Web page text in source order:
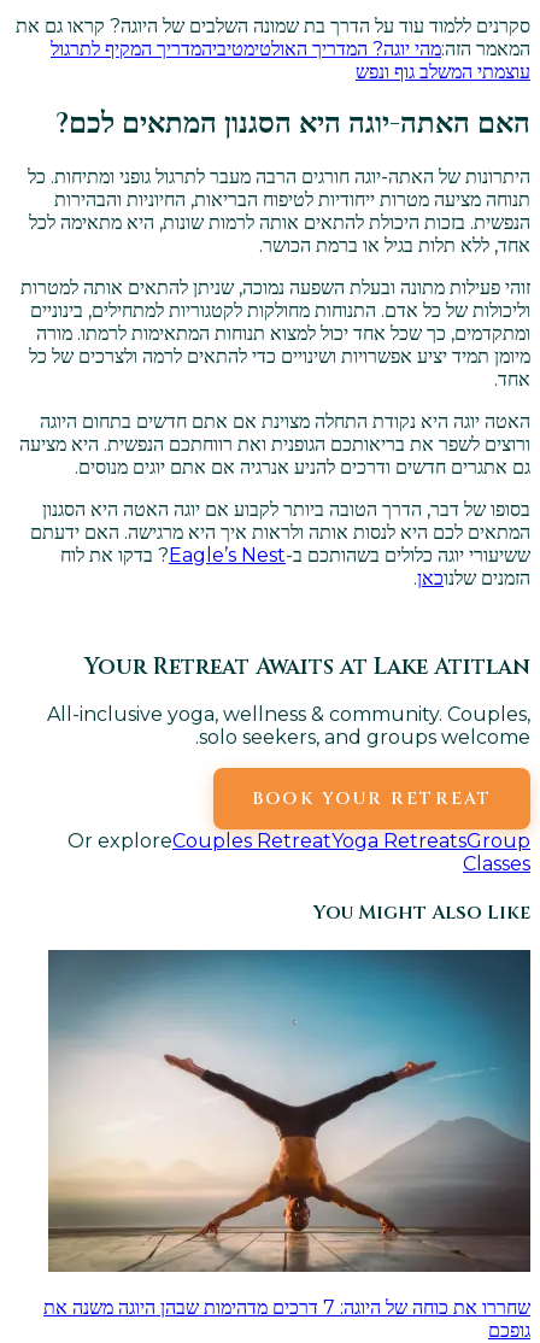
סקרנים ללמוד עוד על הדרך בת שמונה השלבים של היוגה? קראו גם את
המאמר הזה:מהי יוגה? המדריך האולטימטיביהמדריך המקיף לתרגול
עוצמתי המשלב גוף ונפש
האם האתה-יוגה היא הסגנון המתאים לכם?
היתרונות של האתה-יוגה חורגים הרבה מעבר לתרגול גופני ומתיחות. כל
תנוחה מציעה מטרות ייחודיות לטיפוח הבריאות, החיוניות והבהירות
הנפשית. בזכות היכולת להתאים אותה לרמות שונות, היא מתאימה לכל
אחד, ללא תלות בגיל או ברמת הכושר.
זוהי פעילות מתונה ובעלת השפעה נמוכה, שניתן להתאים אותה למטרות
וליכולות של כל אדם. התנוחות מחולקות לקטגוריות למתחילים, בינוניים
ומתקדמים, כך שכל אחד יכול למצוא תנוחות המתאימות לרמתו. מורה
מיומן תמיד יציע אפשרויות ושינויים כדי להתאים לרמה ולצרכים של כל
אחד.
האטה יוגה היא נקודת התחלה מצוינת אם אתם חדשים בתחום היוגה
ורוצים לשפר את בריאותכם הגופנית ואת רווחתכם הנפשית. היא מציעה
גם אתגרים חדשים ודרכים להניע אנרגיה אם אתם יוגים מנוסים.
בסופו של דבר, הדרך הטובה ביותר לקבוע אם יוגה האטה היא הסגנון
המתאים לכם היא לנסות אותה ולראות איך היא מרגישה. האם ידעתם
ששיעורי יוגה כלולים בשהותכם ב-Eagle’s Nest? בדקו את לוח
הזמנים שלנוכאן.
Your Retreat Awaits at Lake Atitlan
All-inclusive yoga, wellness & community. Couples,
solo seekers, and groups welcome.
BOOK YOUR RETREAT
Or exploreCouples RetreatYoga RetreatsGroup
Classes
You Might Also Like
שחררו את כוחה של היוגה: 7 דרכים מדהימות שבהן היוגה משנה את
גופכם